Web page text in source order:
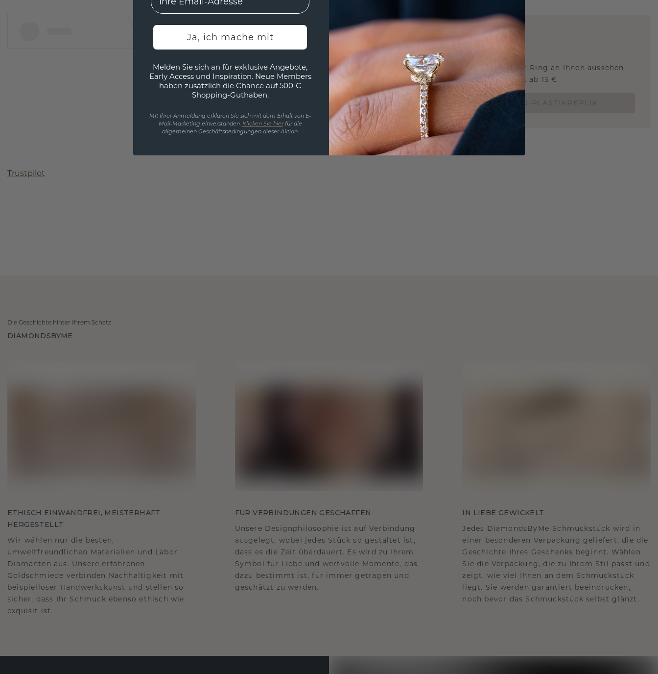
Wollen Sie wissen, wie dieser Ring an Ihnen aussehen
würde und ob er passt? Jetzt ab 15 €.
BESTELLE EINE 3D-PLASTIKREPLIK
Trustpilot
Die Geschichte hinter Ihrem Schatz
DIAMONDSBYME
ETHISCH EINWANDFREI, MEISTERHAFT
HERGESTELLT
Wir wählen nur die besten,
umweltfreundlichen Materialien und Labor
Diamanten aus. Unsere erfahrenen
Goldschmiede verbinden Nachhaltigkeit mit
beispielloser Handwerkskunst und stellen so
sicher, dass Ihr Schmuck ebenso ethisch wie
exquisit ist.
FÜR VERBINDUNGEN GESCHAFFEN
Unsere Designphilosophie ist auf Verbindung
ausgelegt, wobei jedes Stück so gestaltet ist,
dass es die Zeit überdauert. Es wird zu Ihrem
Symbol für Liebe und wertvolle Momente, das
dazu bestimmt ist, für immer getragen und
geschätzt zu werden.
IN LIEBE GEWICKELT
Jedes DiamondsByMe-Schmuckstück wird in
einer besonderen Verpackung geliefert, die die
Geschichte Ihres Geschenks beginnt. Wählen
Sie die Verpackung, die zu Ihrem Stil passt und
zeigt, wie viel Ihnen an dem Schmuckstück
liegt. Sie werden garantiert beeindrucken,
noch bevor das Schmuckstück selbst glänzt.
Ja, ich mache mit
Melden Sie sich an für exklusive Angebote,
Early Access und Inspiration. Neue Members
haben zusätzlich die Chance auf 500 €
Shopping-Guthaben.
Mit Ihrer Anmeldung erklären Sie sich mit dem Erhalt von E-
Mail-Marketing einverstanden. Klicken Sie hierfür die
allgemeinen Geschäftsbedingungen dieser Aktion.